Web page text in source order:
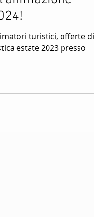
Stagione Invernale
family hotels
turistici, offerte di
estate 2023 presso